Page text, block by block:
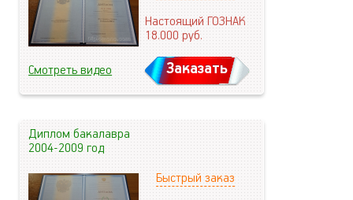
Настоящий ГОЗНАК
18.000руб.
Смотреть видео Заказать
Диплом бакалавра
2004-2009 год
Быстрый заказ